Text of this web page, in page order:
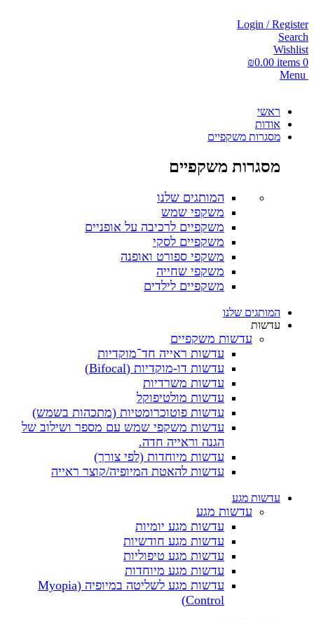
Login / Register
Search
Wishlist
0
items
₪0.00
Menu
ראשי
אודות
מסגרות משקפיים
מסגרות משקפיים
המותגים שלנו
משקפי שמש
משקפיים לרכיבה על אופניים
משקפיים לסקי
משקפי ספורט ואופנה
משקפי שחייה
משקפיים לילדים
המותגים שלנו
עדשות
עדשות משקפיים
עדשות ראייה חד־מוקדיות
עדשות דו-מוקדיות (Bifocal)
עדשות משרדיות
עדשות מולטיפוקל
עדשות פוטוכרומטיות (מתכהות בשמש)
עדשות משקפי שמש עם מספר ושילוב של
הגנה וראייה חדה.
עדשות מיוחדות (לפי צורך)
עדשות להאטת המיופיה/קוצר ראייה
עדשות מגע
עדשות מגע
עדשות מגע יומיות
עדשות מגע חודשיות
עדשות מגע טיפוליות
עדשות מגע מיוחדות
עדשות מגע לשליטה במיופיה (Myopia
Control)